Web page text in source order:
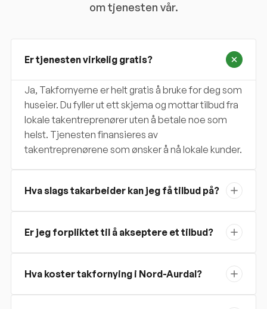
om tjenesten vår.
Er tjenesten virkelig gratis?
Ja, Takfornyerne er helt gratis å bruke for deg som
huseier. Du fyller ut ett skjema og mottar tilbud fra
lokale takentreprenører uten å betale noe som
helst. Tjenesten finansieres av
takentreprenørene som ønsker å nå lokale kunder.
Hva slags takarbeider kan jeg få tilbud på?
Er jeg forpliktet til å akseptere et tilbud?
Hva koster takfornying i Nord-Aurdal?